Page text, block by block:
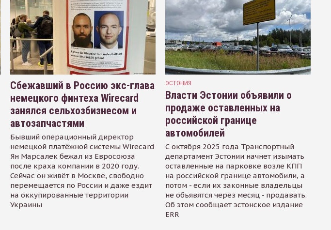
Сбежавший в Россию экс-глава
немецкого финтеха Wirecard
занялся сельхозбизнесом и
автозапчастями
Бывший операционный директор
немецкой платёжной системы Wirecard
Ян Марсалек бежал из Евросоюза
после краха компании в 2020 году.
Сейчас он живёт в Москве, свободно
перемещается по России и даже ездит
на оккупированные территории
Украины
ЭСТОНИЯ
Власти Эстонии объявили о
продаже оставленных на
российской границе
автомобилей
С октября 2025 года Транспортный
департамент Эстонии начнет изымать
оставленные на парковке возле КПП
на российской границе автомобили, а
потом - если их законные владельцы
не объявятся через месяц - продавать.
Об этом сообщает эстонское издание
ERR